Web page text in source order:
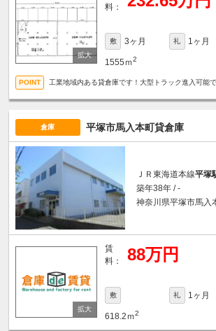
料：
敷 3ヶ月 礼 1ヶ月
1555ｍ2
工業地域内ある貸倉庫です！大型トラック進入可能で
倉庫 平塚市馬入本町貸倉庫
ＪＲ東海道本線平塚
築年38年 / -
神奈川県平塚市馬入
賃
料：
88万円
敷 礼 1ヶ月
618.2ｍ2